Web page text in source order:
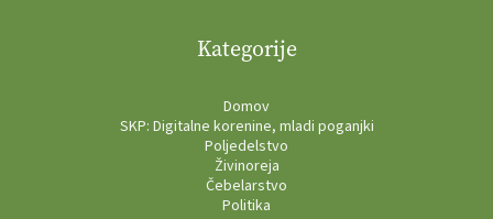
Kategorije
Domov
SKP: Digitalne korenine, mladi poganjki
Poljedelstvo
Živinoreja
Čebelarstvo
Politika